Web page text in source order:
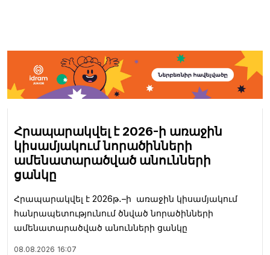
Հրապարակվել է 2026-ի առաջին
կիսամյակում նորածինների
ամենատարածված անունների
ցանկը
Հրապարակվել է 2026թ․–ի առաջին կիսամյակում
հանրապետությունում ծնված նորածինների
ամենատարածված անունների ցանկը
08.08.2026 16:07